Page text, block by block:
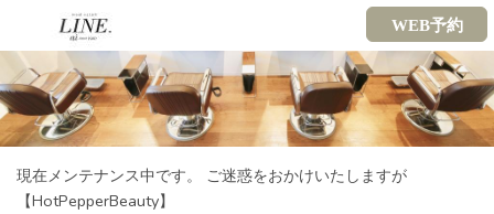
WEB予約
現在メンテナンス中です。 ご迷惑をおかけいたしますが
【HotPepperBeauty】